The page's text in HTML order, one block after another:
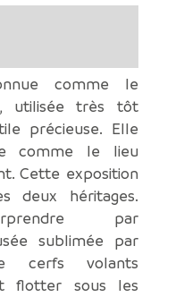
comme le
utilisée très tôt
précieuse. Elle
comme le lieu
Cette exposition
deux héritages.
par
sublimée par
cerfs volants
flotter sous les